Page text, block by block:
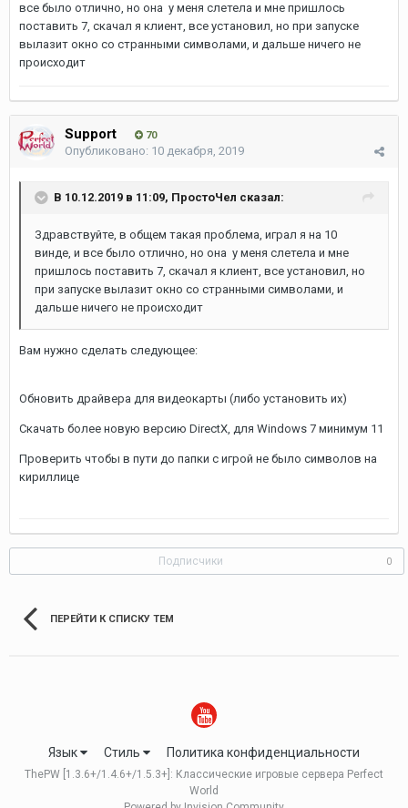
все было отлично, но она у меня слетела и мне пришлось
поставить 7, скачал я клиент, все установил, но при запуске
вылазит окно со странными символами, и дальше ничего не
происходит
Support 70
Опубликовано: 10 декабря, 2019
В 10.12.2019 в 11:09, ПростоЧел сказал:
Здравствуйте, в общем такая проблема, играл я на 10
винде, и все было отлично, но она у меня слетела и мне
пришлось поставить 7, скачал я клиент, все установил, но
при запуске вылазит окно со странными символами, и
дальше ничего не происходит
Вам нужно сделать следующее:
Обновить драйвера для видеокарты (либо установить их)
Скачать более новую версию DirectX, для Windows 7 минимум 11
Проверить чтобы в пути до папки с игрой не было символов на
кириллице
Подписчики 0
ПЕРЕЙТИ К СПИСКУ ТЕМ
Язык Стиль Политика конфиденциальности
ThePW [1.3.6+/1.4.6+/1.5.3+]: Классические игровые сервера Perfect
World